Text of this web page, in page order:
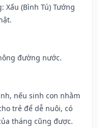
Xấu (Bình Tú) Tướng
đường nước.
nếu sinh con nhằm
trẻ để dễ nuôi, có
tháng cũng được.